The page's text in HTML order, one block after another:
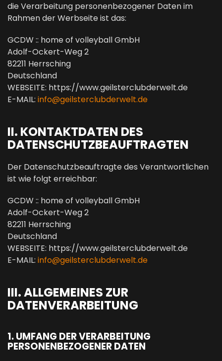
die Verarbeitung personenbezogener Daten im
Rahmen der Werbseite ist das:
GCDW :: home of volleyball GmbH
Adolf-Ockert-Weg 2
82211 Herrsching
Deutschland
WEBSEITE: https://www.geilsterclubderwelt.de
E-MAIL: info@geilsterclubderwelt.de
II. KONTAKTDATEN DES
DATENSCHUTZBEAUFTRAGTEN
Der Datenschutzbeauftragte des Verantwortlichen
ist wie folgt erreichbar:
GCDW :: home of volleyball GmbH
Adolf-Ockert-Weg 2
82211 Herrsching
Deutschland
WEBSEITE: https://www.geilsterclubderwelt.de
E-MAIL: info@geilsterclubderwelt.de
III. ALLGEMEINES ZUR
DATENVERARBEITUNG
1. UMFANG DER VERARBEITUNG
PERSONENBEZOGENER DATEN